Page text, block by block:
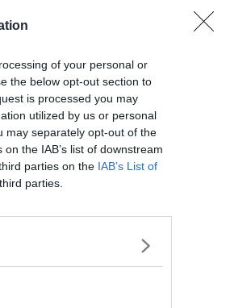
of your personal or
the below opt-out section to
is processed you may
utilized by us or personal
may separately opt-out of the
the IAB’s list of downstream
parties on the IAB’s List of
parties.
90
90
---